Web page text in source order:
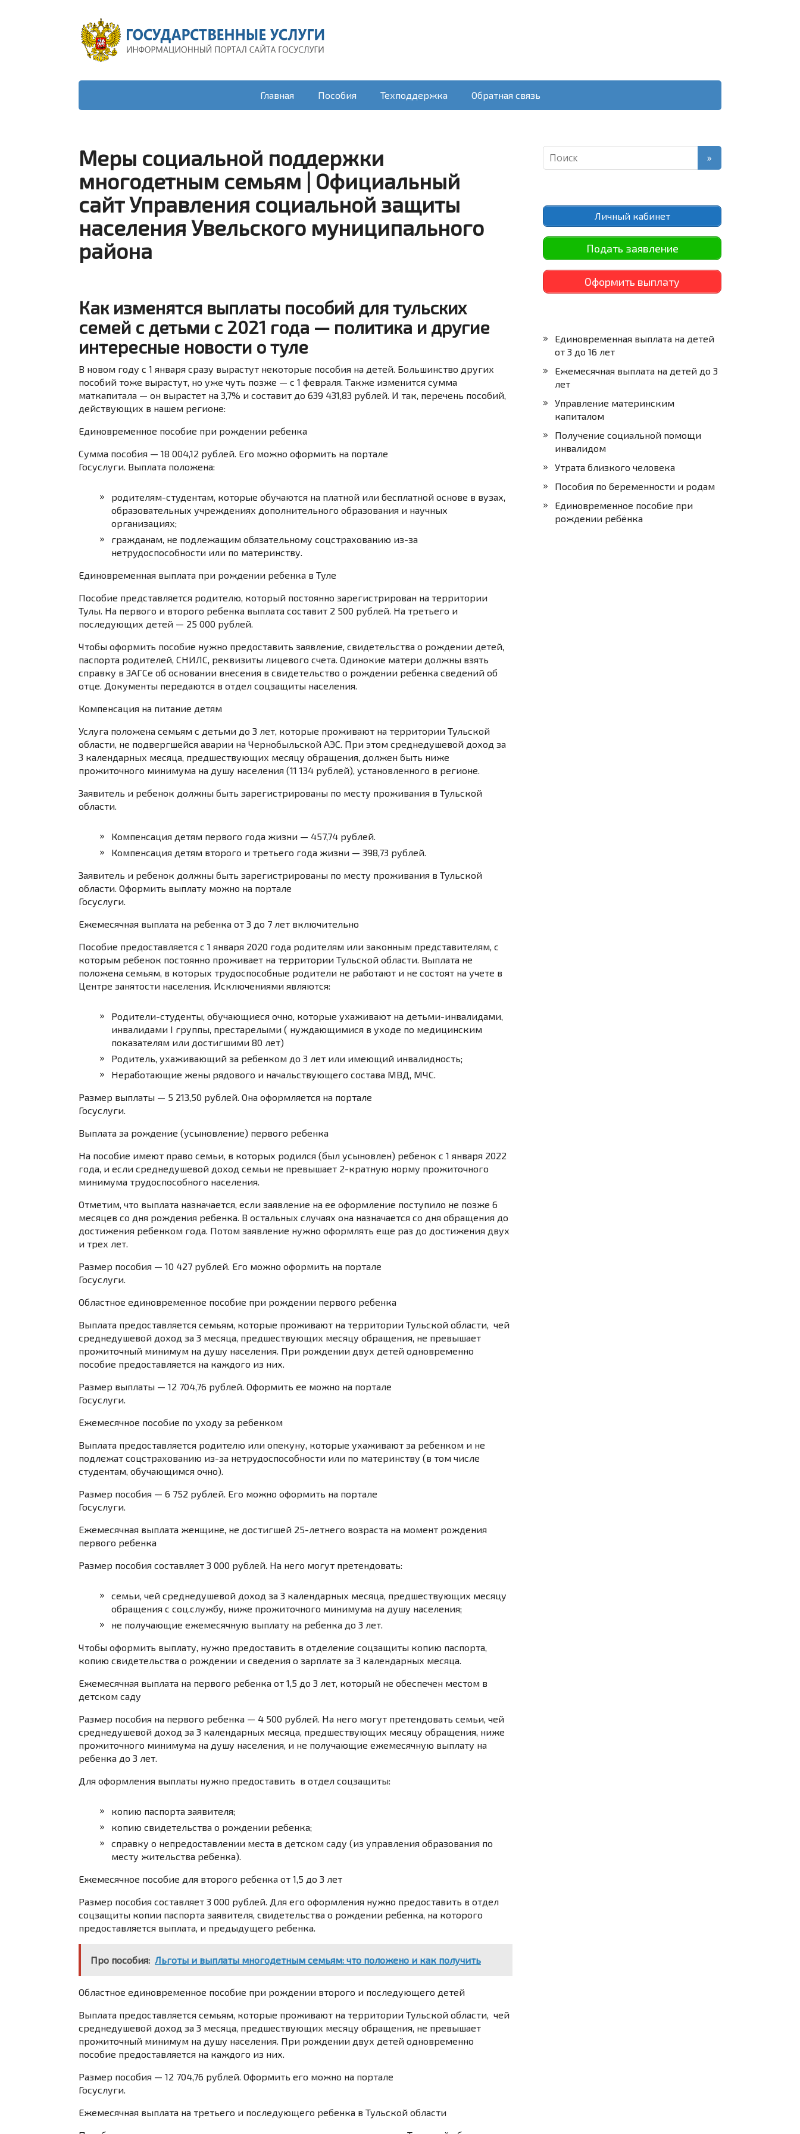
Главная Пособия Техподдержка Обратная связь
Меры социальной поддержки
многодетным семьям | Официальный
сайт Управления социальной защиты
населения Увельского муниципального
района
Как изменятся выплаты пособий для тульских
семей с детьми с 2021 года — политика и другие
интересные новости о туле
В новом году с 1 января сразу вырастут некоторые пособия на детей. Большинство других
пособий тоже вырастут, но уже чуть позже — с 1 февраля. Также изменится сумма
маткапитала — он вырастет на 3,7% и составит до 639 431,83 рублей. И так, перечень пособий,
действующих в нашем регионе:
Единовременное пособие при рождении ребенка
Сумма пособия — 18 004,12 рублей. Его можно оформить на портале
Госуслуги. Выплата положена:
родителям-студентам, которые обучаются на платной или бесплатной основе в вузах,
образовательных учреждениях дополнительного образования и научных
организациях;
гражданам, не подлежащим обязательному соцстрахованию из-за
нетрудоспособности или по материнству.
Единовременная выплата при рождении ребенка в Туле
Пособие представляется родителю, который постоянно зарегистрирован на территории
Тулы. На первого и второго ребенка выплата составит 2 500 рублей. На третьего и
последующих детей — 25 000 рублей.
Чтобы оформить пособие нужно предоставить заявление, свидетельства о рождении детей,
паспорта родителей, СНИЛС, реквизиты лицевого счета. Одинокие матери должны взять
справку в ЗАГСе об основании внесения в свидетельство о рождении ребенка сведений об
отце. Документы передаются в отдел соцзащиты населения.
Компенсация на питание детям
Услуга положена семьям с детьми до 3 лет, которые проживают на территории Тульской
области, не подвергшейся аварии на Чернобыльской АЭС. При этом среднедушевой доход за
3 календарных месяца, предшествующих месяцу обращения, должен быть ниже
прожиточного минимума на душу населения (11 134 рублей), установленного в регионе.
Заявитель и ребенок должны быть зарегистрированы по месту проживания в Тульской
области.
Компенсация детям первого года жизни — 457,74 рублей.
Компенсация детям второго и третьего года жизни — 398,73 рублей.
Заявитель и ребенок должны быть зарегистрированы по месту проживания в Тульской
области. Оформить выплату можно на портале
Госуслуги.
Ежемесячная выплата на ребенка от 3 до 7 лет включительно
Пособие предоставляется с 1 января 2020 года родителям или законным представителям, с
которым ребенок постоянно проживает на территории Тульской области. Выплата не
положена семьям, в которых трудоспособные родители не работают и не состоят на учете в
Центре занятости населения. Исключениями являются:
Родители-студенты, обучающиеся очно, которые ухаживают на детьми-инвалидами,
инвалидами I группы, престарелыми ( нуждающимися в уходе по медицинским
показателям или достигшими 80 лет)
Родитель, ухаживающий за ребенком до 3 лет или имеющий инвалидность;
Неработающие жены рядового и начальствующего состава МВД, МЧС.
Размер выплаты — 5 213,50 рублей. Она оформляется на портале
Госуслуги.
Выплата за рождение (усыновление) первого ребенка
На пособие имеют право семьи, в которых родился (был усыновлен) ребенок с 1 января 2022
года, и если среднедушевой доход семьи не превышает 2-кратную норму прожиточного
минимума трудоспособного населения.
Отметим, что выплата назначается, если заявление на ее оформление поступило не позже 6
месяцев со дня рождения ребенка. В остальных случаях она назначается со дня обращения до
достижения ребенком года. Потом заявление нужно оформлять еще раз до достижения двух
и трех лет.
Размер пособия — 10 427 рублей. Его можно оформить на портале
Госуслуги.
Областное единовременное пособие при рождении первого ребенка
Выплата предоставляется семьям, которые проживают на территории Тульской области, чей
среднедушевой доход за 3 месяца, предшествующих месяцу обращения, не превышает
прожиточный минимум на душу населения. При рождении двух детей одновременно
пособие предоставляется на каждого из них.
Размер выплаты — 12 704,76 рублей. Оформить ее можно на портале
Госуслуги.
Ежемесячное пособие по уходу за ребенком
Выплата предоставляется родителю или опекуну, которые ухаживают за ребенком и не
подлежат соцстрахованию из-за нетрудоспособности или по материнству (в том числе
студентам, обучающимся очно).
Размер пособия — 6 752 рублей. Его можно оформить на портале
Госуслуги.
Ежемесячная выплата женщине, не достигшей 25-летнего возраста на момент рождения
первого ребенка
Размер пособия составляет 3 000 рублей. На него могут претендовать:
семьи, чей среднедушевой доход за 3 календарных месяца, предшествующих месяцу
обращения с соц.службу, ниже прожиточного минимума на душу населения;
не получающие ежемесячную выплату на ребенка до 3 лет.
Чтобы оформить выплату, нужно предоставить в отделение соцзащиты копию паспорта,
копию свидетельства о рождении и сведения о зарплате за 3 календарных месяца.
Ежемесячная выплата на первого ребенка от 1,5 до 3 лет, который не обеспечен местом в
детском саду
Размер пособия на первого ребенка — 4 500 рублей. На него могут претендовать семьи, чей
среднедушевой доход за 3 календарных месяца, предшествующих месяцу обращения, ниже
прожиточного минимума на душу населения, и не получающие ежемесячную выплату на
ребенка до 3 лет.
Для оформления выплаты нужно предоставить в отдел соцзащиты:
копию паспорта заявителя;
копию свидетельства о рождении ребенка;
справку о непредоставлении места в детском саду (из управления образования по
месту жительства ребенка).
Ежемесячное пособие для второго ребенка от 1,5 до 3 лет
Размер пособия составляет 3 000 рублей. Для его оформления нужно предоставить в отдел
соцзащиты копии паспорта заявителя, свидетельства о рождении ребенка, на которого
предоставляется выплата, и предыдущего ребенка.
Про пособия: Льготы и выплаты многодетным семьям: что положено и как получить
Областное единовременное пособие при рождении второго и последующего детей
Выплата предоставляется семьям, которые проживают на территории Тульской области, чей
среднедушевой доход за 3 месяца, предшествующих месяцу обращения, не превышает
прожиточный минимум на душу населения. При рождении двух детей одновременно
пособие предоставляется на каждого из них.
Размер пособия — 12 704,76 рублей. Оформить его можно на портале
Госуслуги.
Ежемесячная выплата на третьего и последующего ребенка в Тульской области
Личный кабинет
Подать заявление
Оформить выплату
Единовременная выплата на детей
от 3 до 16 лет
Ежемесячная выплата на детей до 3
лет
Управление материнским
капиталом
Получение социальной помощи
инвалидом
Утрата близкого человека
Пособия по беременности и родам
Единовременное пособие при
рождении ребёнка